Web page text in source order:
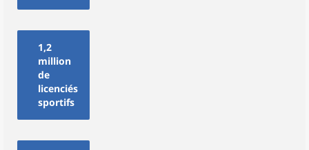
1,2
million
de
licenciés
sportifs